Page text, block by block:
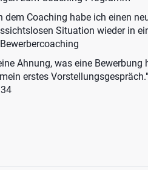
Coaching habe ich einen
Situation wieder in
Ahnung, was eine Bewerbung
erstes Vorstellungsgespräch."